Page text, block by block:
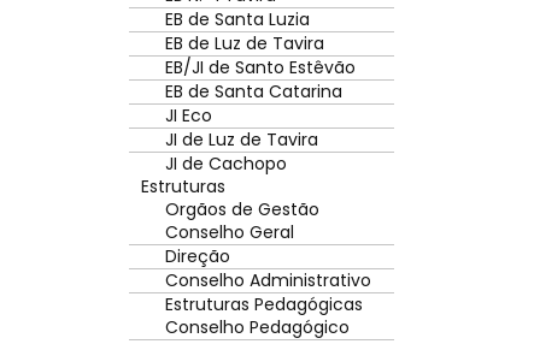
EB de Santa Luzia
EB de Luz de Tavira
EB/JI de Santo Estêvão
EB de Santa Catarina
JI Eco
JI de Luz de Tavira
JI de Cachopo
Estruturas
Orgãos de Gestão
Conselho Geral
Direção
Conselho Administrativo
Estruturas Pedagógicas
Conselho Pedagógico